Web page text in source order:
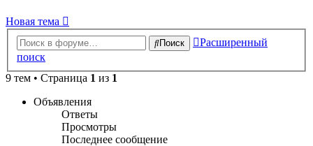
Новая тема
Поиск
Расширенный
поиск
9 тем • Страница 1 из 1
Объявления
Ответы
Просмотры
Последнее сообщение